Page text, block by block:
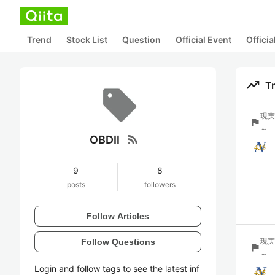
Trend Stock List Question Official Event
OBDⅡ rss_feed
9
posts
8
followers
Follow Articles
Follow Questions
Login and follow tags to see the latest inf
trending_up
flag
現
～
flag
現
～